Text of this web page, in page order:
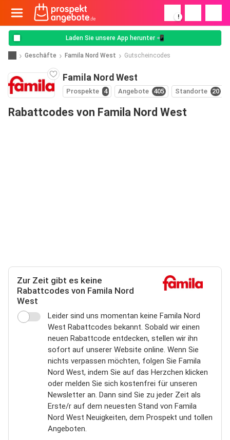
!
Laden Sie unsere App herunter 📲
Geschäfte Famila Nord West Gutscheincodes
Famila Nord West
Prospekte 4 Angebote 405 Standorte 20
Rabattcodes von Famila Nord West
Zur Zeit gibt es keine
Rabattcodes von Famila Nord
West
Leider sind uns momentan keine Famila Nord
West Rabattcodes bekannt. Sobald wir einen
neuen Rabattcode entdecken, stellen wir ihn
sofort auf unserer Website online. Wenn Sie
nichts verpassen möchten, folgen Sie Famila
Nord West, indem Sie auf das Herzchen klicken
oder melden Sie sich kostenfrei für unseren
Newsletter an. Dann sind Sie zu jeder Zeit als
Erste/r auf dem neuesten Stand von Famila
Nord West Neuigkeiten, dem Prospekt und tollen
Angeboten.